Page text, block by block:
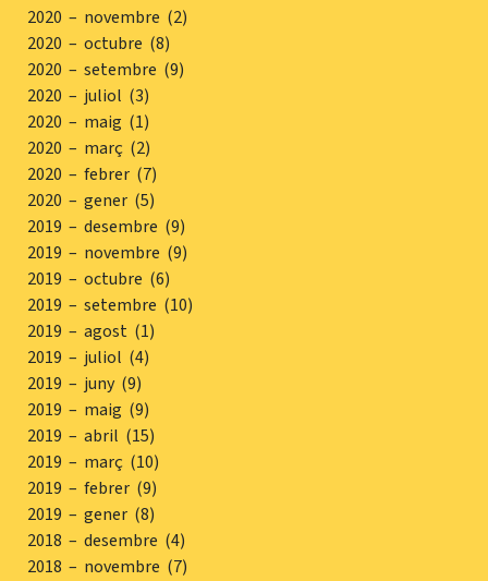
2020 – novembre (2)
2020 – octubre (8)
2020 – setembre (9)
2020 – juliol (3)
2020 – maig (1)
2020 – març (2)
2020 – febrer (7)
2020 – gener (5)
2019 – desembre (9)
2019 – novembre (9)
2019 – octubre (6)
2019 – setembre (10)
2019 – agost (1)
2019 – juliol (4)
2019 – juny (9)
2019 – maig (9)
2019 – abril (15)
2019 – març (10)
2019 – febrer (9)
2019 – gener (8)
2018 – desembre (4)
2018 – novembre (7)